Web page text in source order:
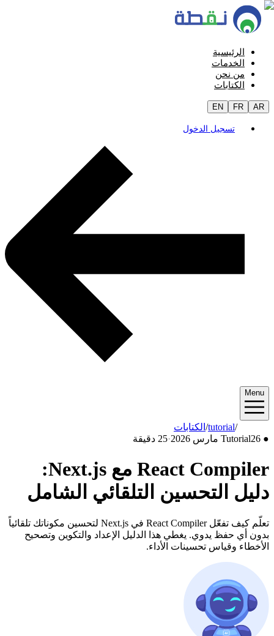
الرئيسية
الخدمات
من نحن
الكتابات
EN FR AR
تسجيل الدخول
Menu
الكتابات/tutorial
●
Tutorial26 مارس 2026 ·25 دقيقة
React Compiler مع Next.js:
دليل التحسين التلقائي الشامل
تعلّم كيف تفعّل React Compiler في Next.js لتحسين مكوناتك تلقائياً
بدون أي حفظ يدوي. يغطي هذا الدليل الإعداد والتكوين وتصحيح
الأخطاء وقياس تحسينات الأداء.